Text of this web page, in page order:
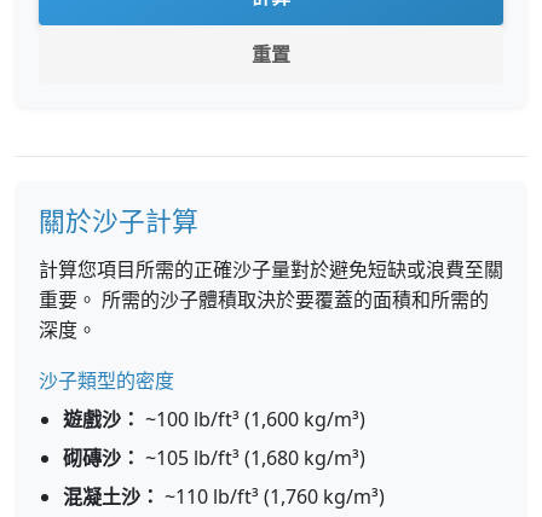
重置
關於沙子計算
計算您項目所需的正確沙子量對於避免短缺或浪費至關
重要。 所需的沙子體積取決於要覆蓋的面積和所需的
深度。
沙子類型的密度
遊戲沙： ~100 lb/ft³ (1,600 kg/m³)
砌磚沙： ~105 lb/ft³ (1,680 kg/m³)
混凝土沙： ~110 lb/ft³ (1,760 kg/m³)